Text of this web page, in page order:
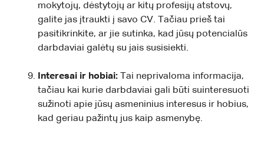
mokytojų, dėstytojų ar kitų profesijų atstovų,
galite jas įtraukti į savo CV. Tačiau prieš tai
pasitikrinkite, ar jie sutinka, kad jūsų potencialūs
darbdaviai galėtų su jais susisiekti.
Interesai ir hobiai: Tai neprivaloma informacija,
tačiau kai kurie darbdaviai gali būti suinteresuoti
sužinoti apie jūsų asmeninius interesus ir hobius,
kad geriau pažintų jus kaip asmenybę.